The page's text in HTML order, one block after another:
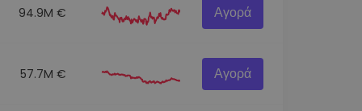
94.9M € Αγορά
57.7M € Αγορά